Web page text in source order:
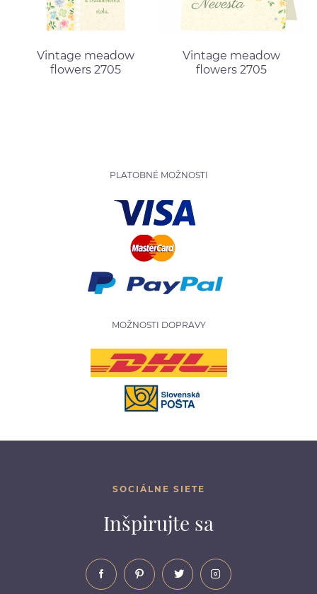
Vintage meadow
flowers 2705
Vintage meadow
flowers 2705
PLATOBNÉ MOŽNOSTI
MOŽNOSTI DOPRAVY
SOCIÁLNE SIETE
Inšpirujte sa